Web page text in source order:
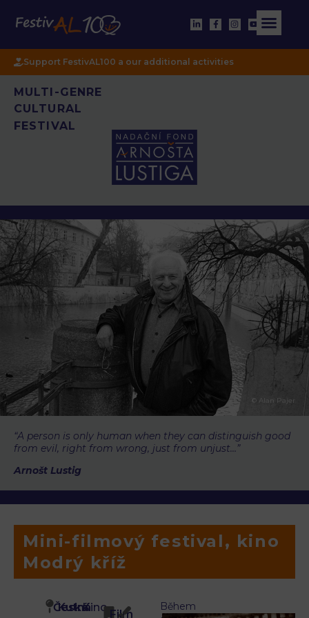
Support FestivAL100 a our additional activities
MULTI-GENRE
CULTURAL
FESTIVAL
© Alan Pajer
“A person is only human when they can distinguish good
from evil, right from wrong, just from unjust…”
Arnošt Lustig
Mini-filmový festival, kino
Modrý kříž
Česká
KutnáKino
Film
Během